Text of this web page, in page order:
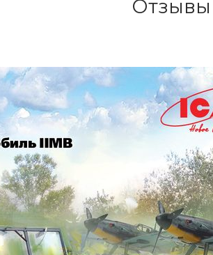
Отзывы